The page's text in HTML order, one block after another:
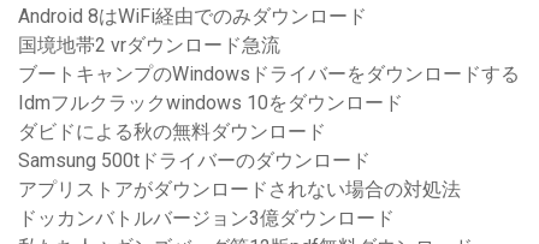
Android 8はWiFi経由でのみダウンロード
国境地帯2 vrダウンロード急流
ブートキャンプのWindowsドライバーをダウンロードする
Idmフルクラックwindows 10をダウンロード
ダビドによる秋の無料ダウンロード
Samsung 500tドライバーのダウンロード
アプリストアがダウンロードされない場合の対処法
ドッカンバトルバージョン3億ダウンロード